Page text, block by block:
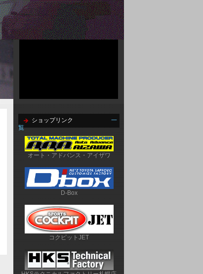
ショップリンク
一
覧
オート・アドバンス・アイザワ
D-Box
コクピットJET